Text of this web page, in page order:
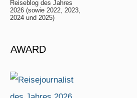
Reiseblog des Jahres
2026 (sowie 2022, 2023,
2024 und 2025)
AWARD